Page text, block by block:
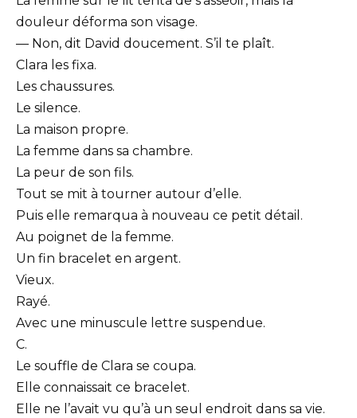
douleur déforma son visage.
— Non, dit David doucement. S’il te plaît.
Clara les fixa.
Les chaussures.
Le silence.
La maison propre.
La femme dans sa chambre.
La peur de son fils.
Tout se mit à tourner autour d’elle.
Puis elle remarqua à nouveau ce petit détail.
Au poignet de la femme.
Un fin bracelet en argent.
Vieux.
Rayé.
Avec une minuscule lettre suspendue.
C.
Le souffle de Clara se coupa.
Elle connaissait ce bracelet.
Elle ne l’avait vu qu’à un seul endroit dans sa vie.